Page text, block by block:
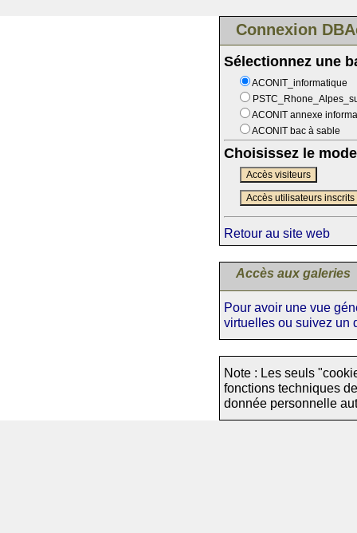
Connexion
Sélectionnez une
ACONIT_informatique
ACONIT annexe
ACONIT bac à sable
Choisissez le
Accès visiteurs
Accès utilisateurs inscrits
Retour au site web
Accès aux galeries
Pour avoir une vue
virtuelles ou suivez un
Note : Les seuls
fonctions techniques
donnée personnelle